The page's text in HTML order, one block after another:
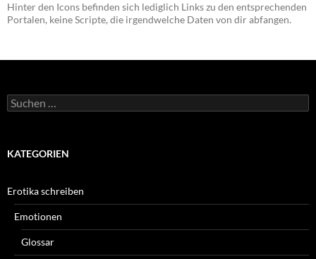
Hinter den Icons befinden sich lediglich Links zu den entsprechenden
Portalen, keine Scripte, die irgendwelche Daten von dir abfangen.
Suchen
nach:
KATEGORIEN
Erotika schreiben
Emotionen
Glossar